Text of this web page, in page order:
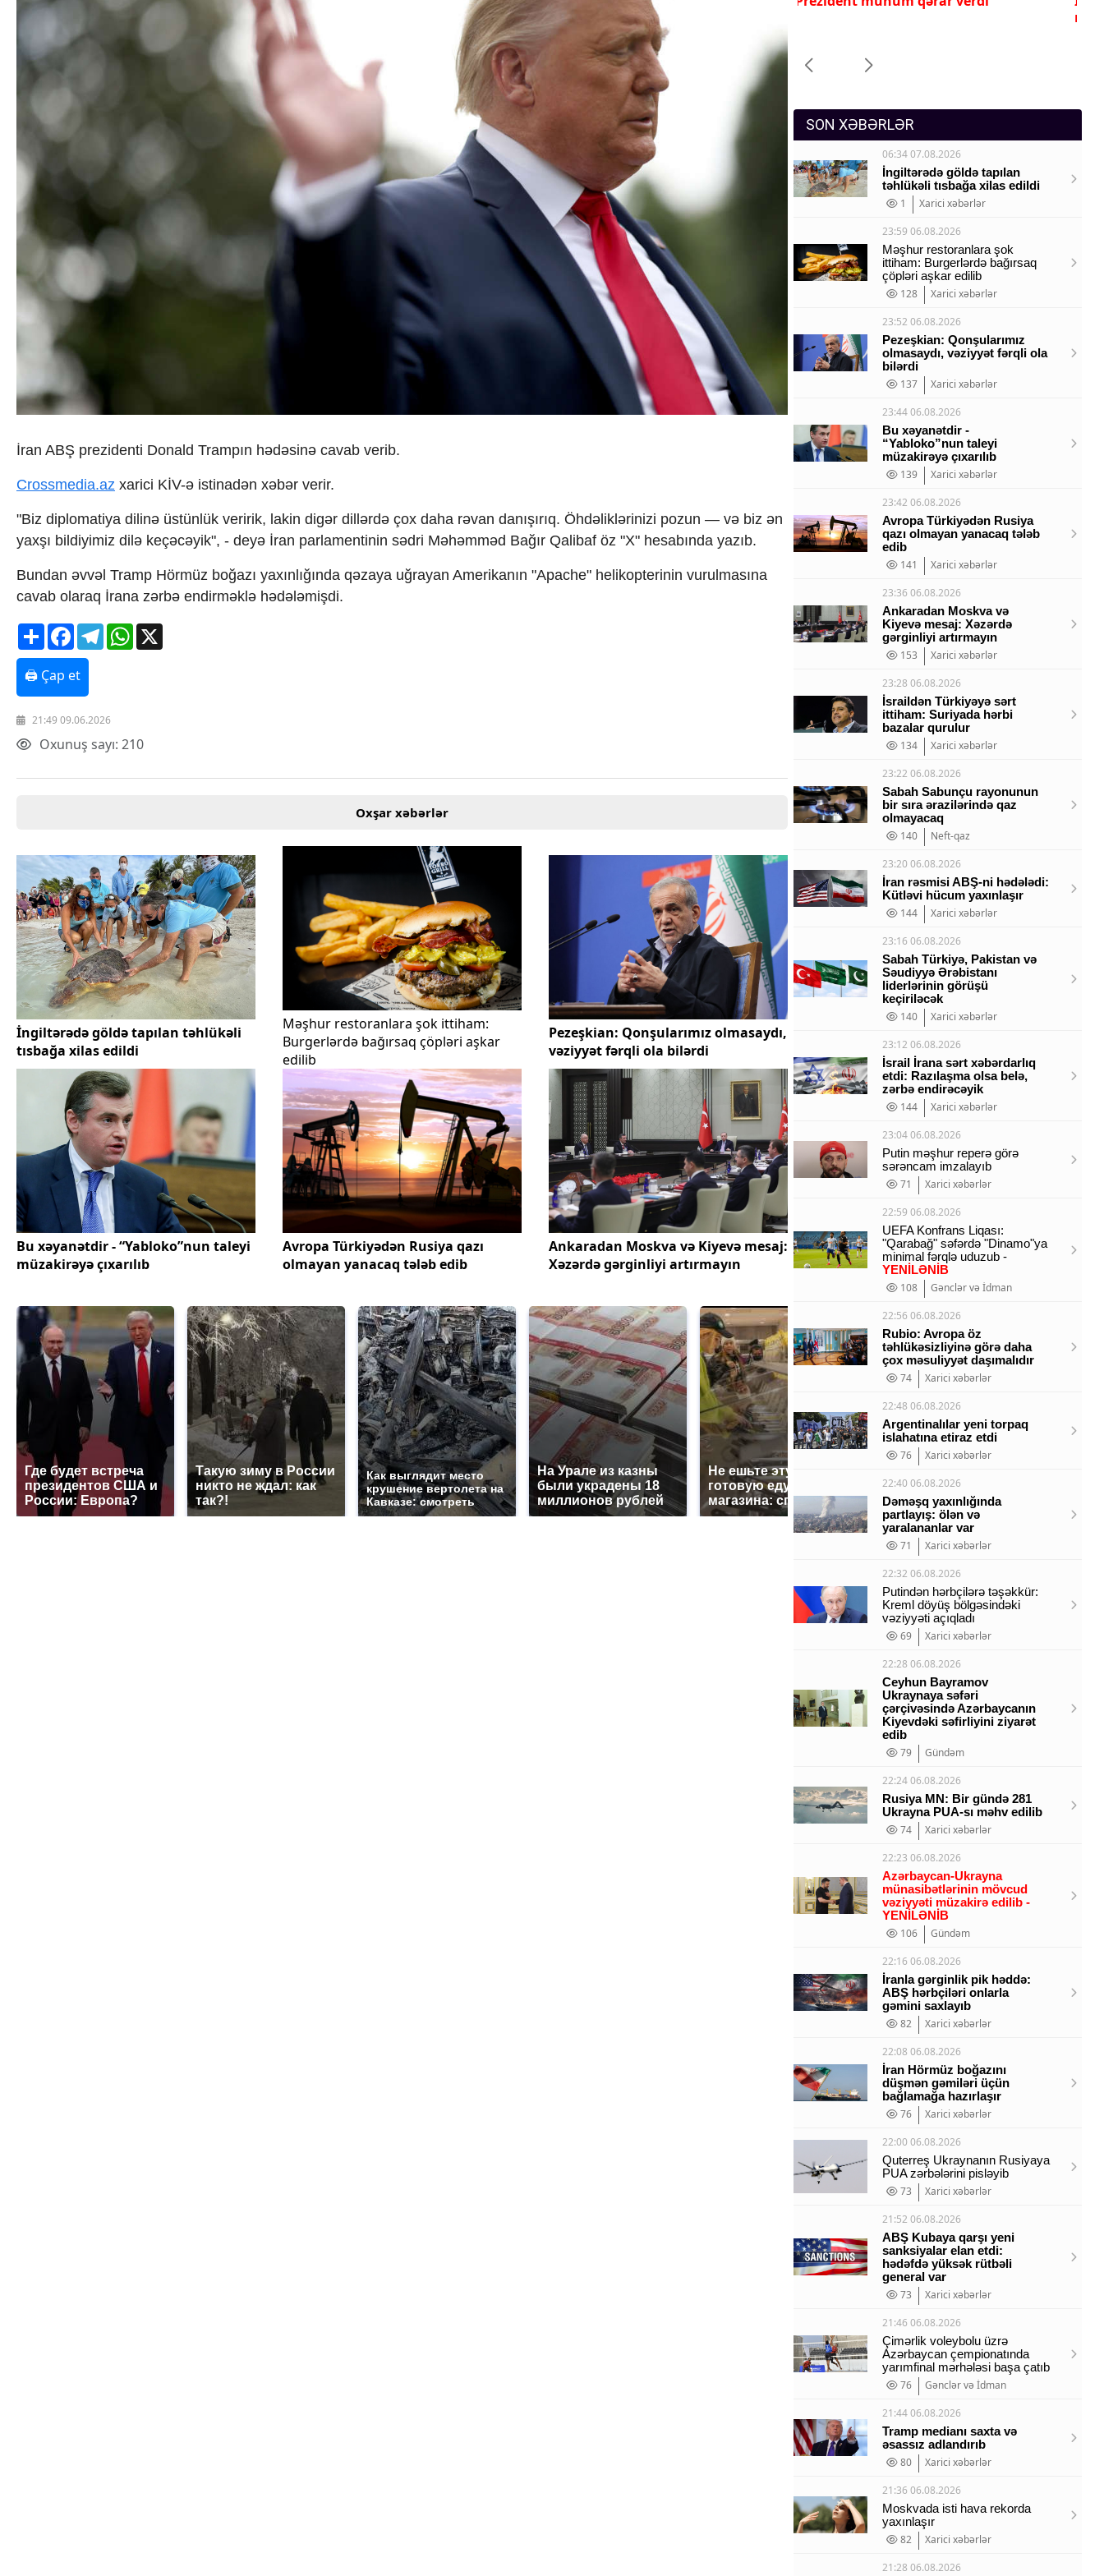
Mənəvi dəyərlər
Texnologiya
Mətbuat-150
Siyasi
İqtisadi
Sosioloji
Araşdırma
Foto
Video
İnfoqrafika
Podcast
Humanitar
Elm və təhsil
Mədəniyyət
Diaspor
Yüksəliş hekayəsi
Mədəniyyətimizin Zəfəri
Zəfər Diasporu
Ailə və uşaq
Turizm
İqtisadiyyat
İqtisadi xəbərlər
Energetika
Əmək və sosial siyasət
Kənd təsərrüfatı
Hərbi sənaye
COP29
Cəmiyyət
Crossmedia.az - 1 yaş
Siyasət
Məhkəmə və hüquq
Zəfər - 5
Gənclər və İdman
Media və QHT
Hadisə
Sağlamlıq
Sosium
Mənəvi dəyərlər
Texnologiya
İran ABŞ prezidenti Donald Trampın hədəsinə cavab verib.
Crossmedia.az xarici KİV-ə istinadən xəbər verir.
"Biz diplomatiya dilinə üstünlük veririk, lakin digər dillərdə çox daha rəvan danışırıq. Öhdəliklərinizi pozun — və biz ən
yaxşı bildiyimiz dilə keçəcəyik", - deyə İran parlamentinin sədri Məhəmməd Bağır Qalibaf öz "X" hesabında yazıb.
Bundan əvvəl Tramp Hörmüz boğazı yaxınlığında qəzaya uğrayan Amerikanın "Apache" helikopterinin vurulmasına
cavab olaraq İrana zərbə endirməklə hədələmişdi.
ShareFacebookTelegramWhatsApp
🖨 Çap et
21:49 09.06.2026
Oxunuş sayı: 210
Oxşar xəbərlər
İngiltərədə göldə tapılan təhlükəli
tısbağa xilas edildi
Məşhur restoranlara şok ittiham:
Burgerlərdə bağırsaq çöpləri aşkar
edilib
Pezeşkian: Qonşularımız olmasaydı,
vəziyyət fərqli ola bilərdi
Bu xəyanətdir - “Yabloko”nun taleyi
müzakirəyə çıxarılıb
Avropa Türkiyədən Rusiya qazı
olmayan yanacaq tələb edib
Ankaradan Moskva və Kiyevə mesaj:
Xəzərdə gərginliyi artırmayın
Где будет встреча
президентов США и
России: Европа?
Такую зиму в России
никто не ждал: как
так?!
Как выглядит место
крушение вертолета на
Кавказе: смотреть
На Урале из казны
были украдены 18
миллионов рублей
Не ешьте эту
готовую еду из
магазина: список
жестокое убийство
криптомиллионера
daimi nümayəndəsi geri çağırılıb
SON XƏBƏRLƏR
06:34 07.08.2026
İngiltərədə göldə tapılan
təhlükəli tısbağa xilas edildi
1
Xarici xəbərlər
23:59 06.08.2026
Məşhur restoranlara şok
ittiham: Burgerlərdə bağırsaq
çöpləri aşkar edilib
128
Xarici xəbərlər
23:52 06.08.2026
Pezeşkian: Qonşularımız
olmasaydı, vəziyyət fərqli ola
bilərdi
137
Xarici xəbərlər
23:44 06.08.2026
Bu xəyanətdir -
“Yabloko”nun taleyi
müzakirəyə çıxarılıb
139
Xarici xəbərlər
23:42 06.08.2026
Avropa Türkiyədən Rusiya
qazı olmayan yanacaq tələb
edib
141
Xarici xəbərlər
23:36 06.08.2026
Ankaradan Moskva və
Kiyevə mesaj: Xəzərdə
gərginliyi artırmayın
153
Xarici xəbərlər
23:28 06.08.2026
İsraildən Türkiyəyə sərt
ittiham: Suriyada hərbi
bazalar qurulur
134
Xarici xəbərlər
23:22 06.08.2026
Sabah Sabunçu rayonunun
bir sıra ərazilərində qaz
olmayacaq
140
Neft-qaz
23:20 06.08.2026
İran rəsmisi ABŞ-ni hədələdi:
Kütləvi hücum yaxınlaşır
144
Xarici xəbərlər
23:16 06.08.2026
Sabah Türkiyə, Pakistan və
Səudiyyə Ərəbistanı
liderlərinin görüşü
keçiriləcək
140
Xarici xəbərlər
23:12 06.08.2026
İsrail İrana sərt xəbərdarlıq
etdi: Razılaşma olsa belə,
zərbə endirəcəyik
144
Xarici xəbərlər
23:04 06.08.2026
Putin məşhur reperə görə
sərəncam imzalayıb
71
Xarici xəbərlər
22:59 06.08.2026
UEFA Konfrans Liqası:
"Qarabağ" səfərdə "Dinamo"ya
minimal fərqlə uduzub -
YENİLƏNİB
108
Gənclər və İdman
22:56 06.08.2026
Rubio: Avropa öz
təhlükəsizliyinə görə daha
çox məsuliyyət daşımalıdır
74
Xarici xəbərlər
22:48 06.08.2026
Argentinalılar yeni torpaq
islahatına etiraz etdi
76
Xarici xəbərlər
22:40 06.08.2026
Dəməşq yaxınlığında
partlayış: ölən və
yaralananlar var
71
Xarici xəbərlər
22:32 06.08.2026
Putindən hərbçilərə təşəkkür:
Kreml döyüş bölgəsindəki
vəziyyəti açıqladı
69
Xarici xəbərlər
22:28 06.08.2026
Ceyhun Bayramov
Ukraynaya səfəri
çərçivəsində Azərbaycanın
Kiyevdəki səfirliyini ziyarət
edib
79
Gündəm
22:24 06.08.2026
Rusiya MN: Bir gündə 281
Ukrayna PUA-sı məhv edilib
74
Xarici xəbərlər
22:23 06.08.2026
Azərbaycan-Ukrayna
münasibətlərinin mövcud
vəziyyəti müzakirə edilib -
YENİLƏNİB
106
Gündəm
22:16 06.08.2026
İranla gərginlik pik həddə:
ABŞ hərbçiləri onlarla
gəmini saxlayıb
82
Xarici xəbərlər
22:08 06.08.2026
İran Hörmüz boğazını
düşmən gəmiləri üçün
bağlamağa hazırlaşır
76
Xarici xəbərlər
22:00 06.08.2026
Quterreş Ukraynanın Rusiyaya
PUA zərbələrini pisləyib
73
Xarici xəbərlər
21:52 06.08.2026
ABŞ Kubaya qarşı yeni
sanksiyalar elan etdi:
hədəfdə yüksək rütbəli
general var
73
Xarici xəbərlər
21:46 06.08.2026
Çimərlik voleybolu üzrə
Azərbaycan çempionatında
yarımfinal mərhələsi başa çatıb
76
Gənclər və İdman
21:44 06.08.2026
Tramp medianı saxta və
əsassız adlandırıb
80
Xarici xəbərlər
21:36 06.08.2026
Moskvada isti hava rekorda
yaxınlaşır
82
Xarici xəbərlər
21:28 06.08.2026